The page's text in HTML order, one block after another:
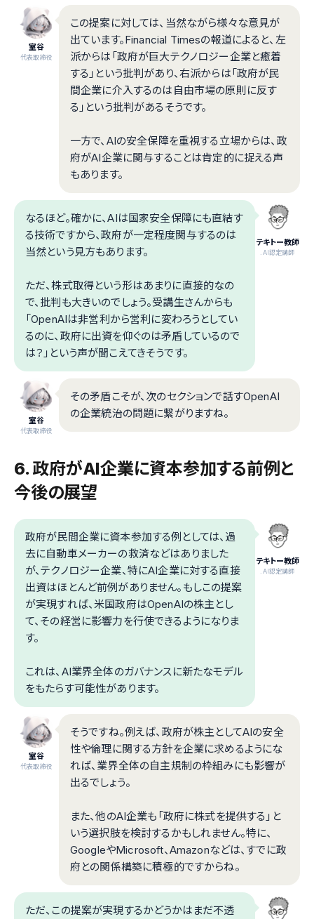
室谷
代表取締役
この提案に対しては、当然ながら様々な意見が
出ています。Financial Timesの報道によると、左
派からは「政府が巨大テクノロジー企業と癒着
する」という批判があり、右派からは「政府が民
間企業に介入するのは自由市場の原則に反す
る」という批判があるそうです。
一方で、AIの安全保障を重視する立場からは、政
府がAI企業に関与することは肯定的に捉える声
もあります。
テキトー教師
.AI認定講師
なるほど。確かに、AIは国家安全保障にも直結す
る技術ですから、政府が一定程度関与するのは
当然という見方もあります。
ただ、株式取得という形はあまりに直接的なの
で、批判も大きいのでしょう。受講生さんからも
「OpenAIは非営利から営利に変わろうとしてい
るのに、政府に出資を仰ぐのは矛盾しているので
は？」という声が聞こえてきそうです。
室谷
代表取締役
その矛盾こそが、次のセクションで話すOpenAI
の企業統治の問題に繋がりますね。
6. 政府がAI企業に資本参加する前例と
今後の展望
テキトー教師
.AI認定講師
政府が民間企業に資本参加する例としては、過
去に自動車メーカーの救済などはありました
が、テクノロジー企業、特にAI企業に対する直接
出資はほとんど前例がありません。もしこの提案
が実現すれば、米国政府はOpenAIの株主とし
て、その経営に影響力を行使できるようになりま
す。
これは、AI業界全体のガバナンスに新たなモデル
をもたらす可能性があります。
室谷
代表取締役
そうですね。例えば、政府が株主としてAIの安全
性や倫理に関する方針を企業に求めるようにな
れば、業界全体の自主規制の枠組みにも影響が
出るでしょう。
また、他のAI企業も「政府に株式を提供する」と
いう選択肢を検討するかもしれません。特に、
GoogleやMicrosoft、Amazonなどは、すでに政
府との関係構築に積極的ですからね。
ただ、この提案が実現するかどうかはまだ不透